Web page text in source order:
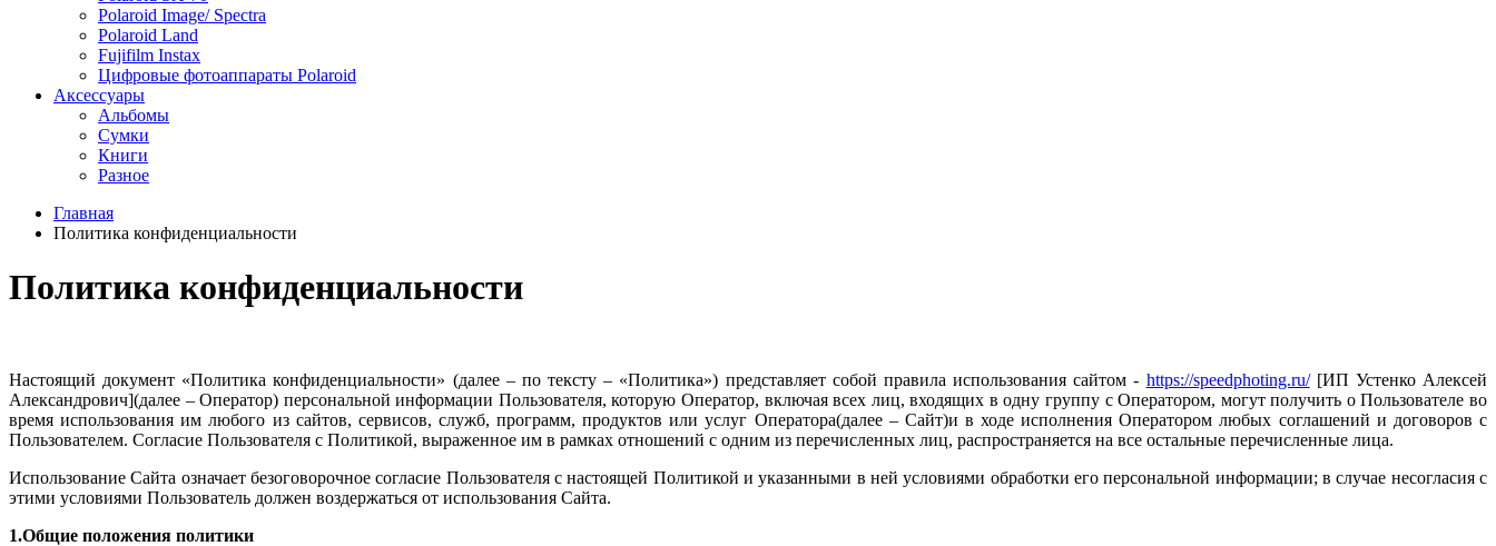
Polaroid Image/ Spectra
Polaroid Land
Fujifilm Instax
Цифровые фотоаппараты Polaroid
Аксессуары
Альбомы
Сумки
Книги
Разное
Главная
Политика конфиденциальности
Политика конфиденциальности
Настоящий документ «Политика конфиденциальности» (далее – по тексту – «Политика») представляет собой правила использования сайтом - https://speedphoting.ru/[ИП Устенко Алексей
Александрович](далее – Оператор) персональной информации Пользователя, которую Оператор, включая всех лиц, входящих в одну группу с Оператором, могут получить о Пользователе во
время использования им любого из сайтов, сервисов, служб, программ, продуктов или услуг Оператора(далее – Сайт)и в ходе исполнения Оператором любых соглашений и договоров с
Пользователем. Согласие Пользователя с Политикой, выраженное им в рамках отношений с одним из перечисленных лиц, распространяется на все остальные перечисленные лица.
Использование Сайта означает безоговорочное согласие Пользователя с настоящей Политикой и указанными в ней условиями обработки его персональной информации; в случае несогласия с
этими условиями Пользователь должен воздержаться от использования Сайта.
1.Общие положения политики